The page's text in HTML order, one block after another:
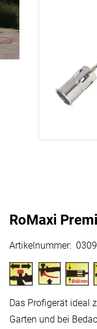
RoMaxi
Artikelnummer:
Das Profigerät ideal
Garten und bei